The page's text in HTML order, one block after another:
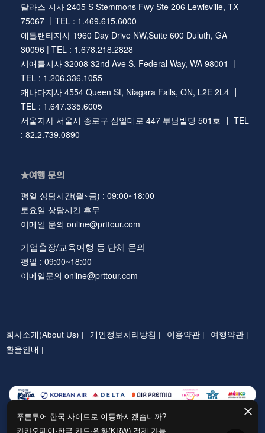
푸른투어 한국 사이트로 이동하시겠습니까?
카카오페이·한국 카드·원화(KRW) 결제 가능
달라스 지사 2405 S Stemmons Fwy Ste 206 Lewisville, TX
75067 ┃TEL : 1.469.615.6000
애틀랜타지사 1960 Day Drive NW,Suite 600 Duluth, GA
30096 | TEL : 1.678.218.2828
시애틀지사 32008 32nd Ave S, Federal Way, WA 98001 ┃
TEL : 1.206.336.1055
캐나다지사 4554 Queen St, Niagara Falls, ON, L2E 2L4 ┃
TEL : 1.647.335.6005
서울지사 서울시 종로구 삼일대로 447 부남빌딩 501호 ┃ TEL
: 82.2.739.0890
★여행 문의
평일 상담시간(월~금) : 09:00~18:00
토요일 상담시간 휴무
이메일 문의 online@prttour.com
기업출장/교육여행 등 단체 문의
평일 : 09:00~18:00
이메일문의 online@prttour.com
회사소개(About Us) | 개인정보처리방침 | 이용약관 |
여행약관 |
환율안내 |